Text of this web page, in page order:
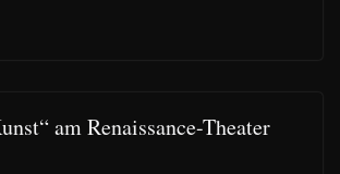
am Renaissance-Theater